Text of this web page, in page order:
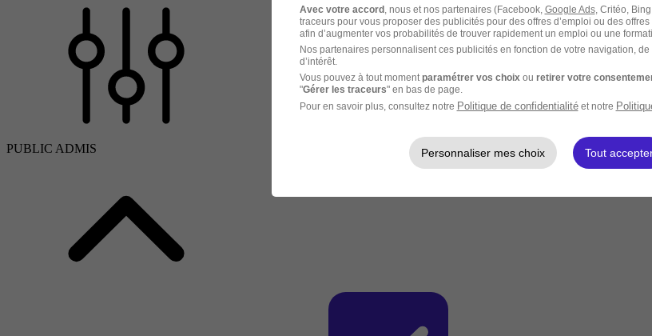
PUBLIC ADMIS
Avec votre accord, nous et nos partenaires (Facebook, Google Ads, Critéo,
traceurs pour vous proposer des publicités pour des offres d’emploi ou des
afin d’augmenter vos probabilités de trouver rapidement un emploi ou une
Nos partenaires personnalisent ces publicités en fonction de votre navigation,
d’intérêt.
Vous pouvez à tout moment paramétrer vos choix ou retirer votre
"Gérer les traceurs" en bas de page.
Pour en savoir plus, consultez notre Politique de confidentialitéet notre
Personnaliser mes choix Tout